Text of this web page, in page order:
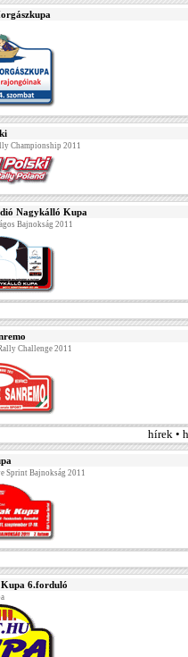
Championship 2011
Nagykálló Kupa
Bajnokság 2011
Challenge 2011
hírek •
Sprint Bajnokság 2011
6.forduló